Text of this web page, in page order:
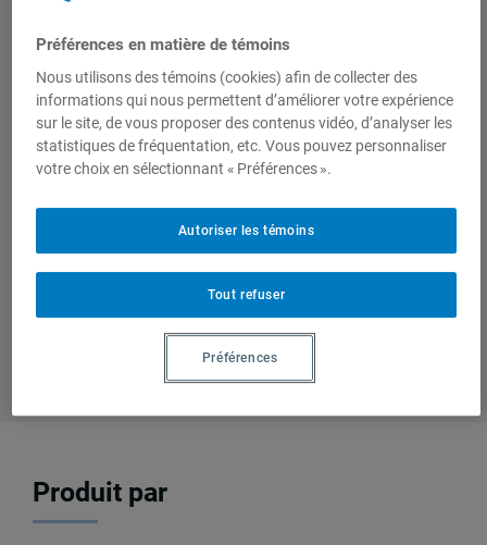
Sous la présidence du professeur
Christian Deblock.
Cette conférence se tiendra en anglais.
Produit par
Préférences en matière de témoins
Nous utilisons des témoins (cookies) afin de collecter des
informations qui nous permettent d’améliorer votre expérience
sur le site, de vous proposer des contenus vidéo, d’analyser les
statistiques de fréquentation, etc. Vous pouvez personnaliser
votre choix en sélectionnant « Préférences ».
Tout refuser
Autoriser les témoins
Préférences